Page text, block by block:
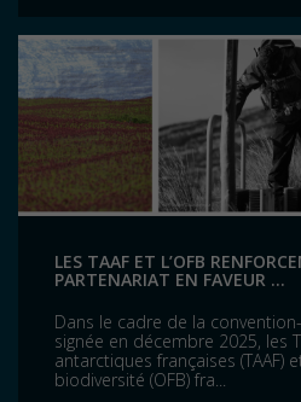
LES TAAF ET L’OFB
PARTENARIAT EN FAVEUR ...
Dans le cadre de la
signée en décembre 2025, les
antarctiques françaises (TAAF)
biodiversité (OFB) fra...